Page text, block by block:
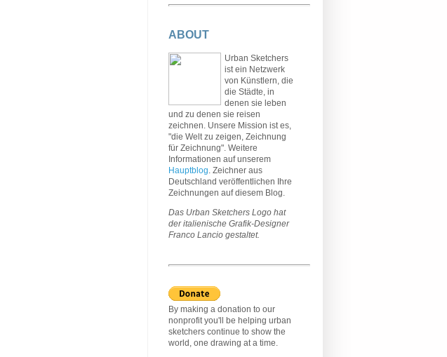
ABOUT
Urban Sketchers
ist ein Netzwerk
von Künstlern, die
die Städte, in
denen sie leben
und zu denen sie reisen
zeichnen. Unsere Mission ist es,
"die Welt zu zeigen, Zeichnung
für Zeichnung". Weitere
Informationen auf unserem
Hauptblog. Zeichner aus
Deutschland veröffentlichen Ihre
Zeichnungen auf diesem Blog.
Das Urban Sketchers Logo hat
der italienische Grafik-Designer
Franco Lancio gestaltet.
By making a donation to our
nonprofit you'll be helping urban
sketchers continue to show the
world, one drawing at a time.